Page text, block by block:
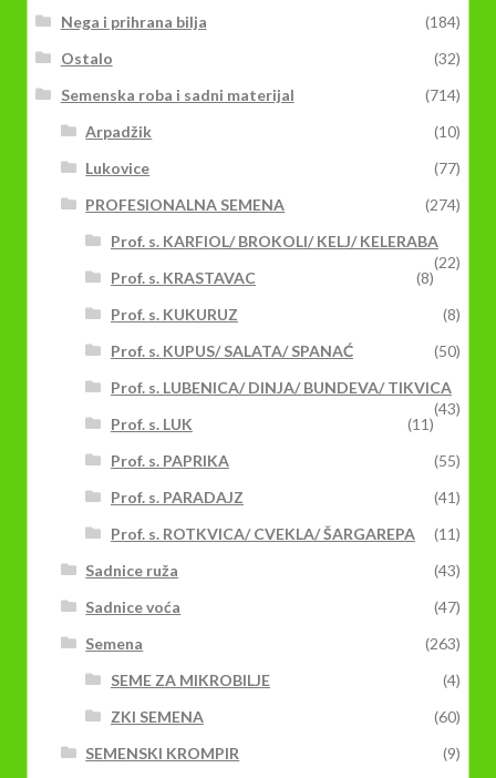
Nega i prihrana bilja
(184)
Ostalo
(32)
Semenska roba i sadni materijal
(714)
Arpadžik
(10)
Lukovice
(77)
PROFESIONALNA SEMENA
(274)
Prof. s. KARFIOL/ BROKOLI/ KELJ/ KELERABA
(22)
Prof. s. KRASTAVAC
(8)
Prof. s. KUKURUZ
(8)
Prof. s. KUPUS/ SALATA/ SPANAĆ
(50)
Prof. s. LUBENICA/ DINJA/ BUNDEVA/ TIKVICA
(43)
Prof. s. LUK
(11)
Prof. s. PAPRIKA
(55)
Prof. s. PARADAJZ
(41)
Prof. s. ROTKVICA/ CVEKLA/ ŠARGAREPA
(11)
Sadnice ruža
(43)
Sadnice voća
(47)
Semena
(263)
SEME ZA MIKROBILJE
(4)
ZKI SEMENA
(60)
SEMENSKI KROMPIR
(9)